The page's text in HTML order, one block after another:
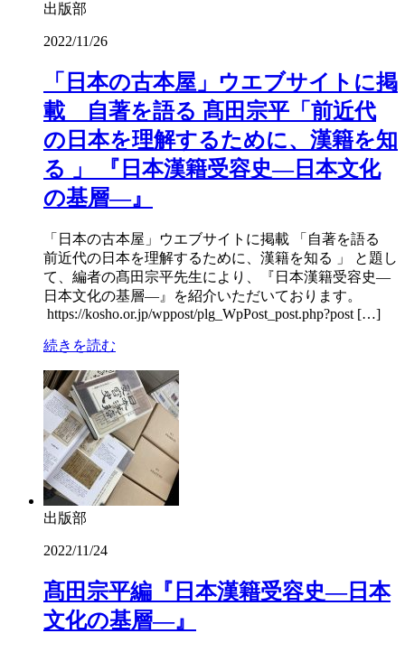
出版部
2022/11/26
「日本の古本屋」ウエブサイトに掲
載 自著を語る 髙田宗平「前近代
の日本を理解するために、漢籍を知
る 」 『日本漢籍受容史―日本文化
の基層―』
「日本の古本屋」ウエブサイトに掲載 「自著を語る
前近代の日本を理解するために、漢籍を知る 」 と題し
て、編者の髙田宗平先生により、『日本漢籍受容史―
日本文化の基層―』を紹介いただいております。
https://kosho.or.jp/wppost/plg_WpPost_post.php?post […]
続きを読む
出版部
2022/11/24
髙田宗平編『日本漢籍受容史―日本
文化の基層―』